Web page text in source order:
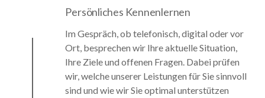
Persönliches Kennenlernen
Im Gespräch, ob telefonisch, digital oder vor
Ort, besprechen wir Ihre aktuelle Situation,
Ihre Ziele und offenen Fragen. Dabei prüfen
wir, welche unserer Leistungen für Sie sinnvoll
sind und wie wir Sie optimal unterstützen